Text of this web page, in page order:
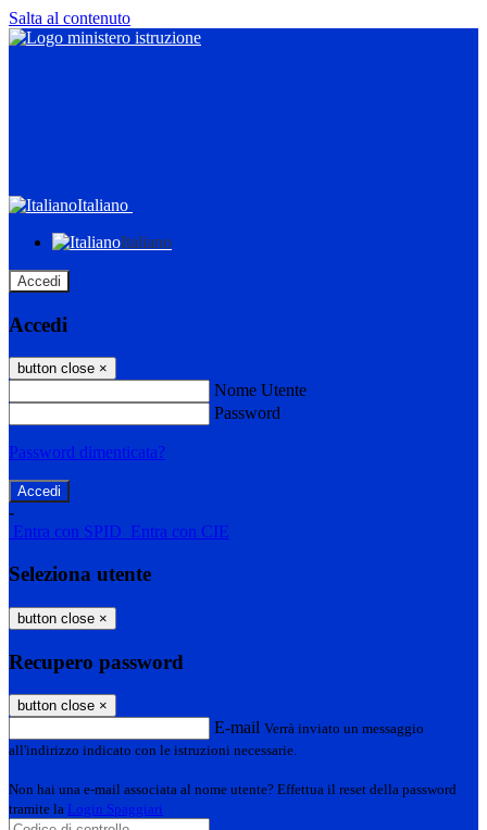
Salta al contenuto
Italiano
Italiano
Accedi
Accedi
button close ×
Nome Utente
Password
Password dimenticata?
-
Entra con SPID Entra con CIE
Seleziona utente
button close ×
Recupero password
button close ×
E-mail Verrà inviato un messaggio
all'indirizzo indicato con le istruzioni necessarie.
Non hai una e-mail associata al nome utente? Effettua il reset della password
tramite la Login Spaggiari